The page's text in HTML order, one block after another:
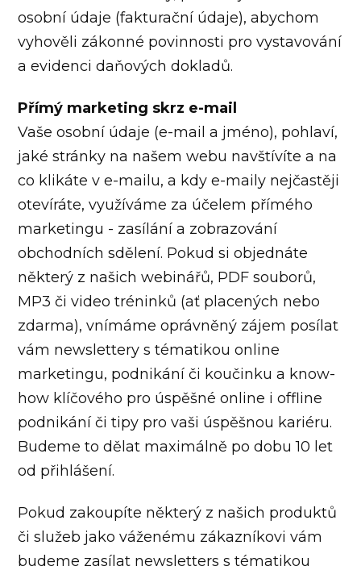
osobní údaje (fakturační údaje), abychom
vyhověli zákonné povinnosti pro vystavování
a evidenci daňových dokladů.
Přímý marketing skrz e-mail
Vaše osobní údaje (e-mail a jméno), pohlaví,
jaké stránky na našem webu navštívíte a na
co klikáte v e-mailu, a kdy e-maily nejčastěji
otevíráte, využíváme za účelem přímého
marketingu - zasílání a zobrazování
obchodních sdělení. Pokud si objednáte
některý z našich webinářů, PDF souborů,
MP3 či video tréninků (ať placených nebo
zdarma), vnímáme oprávněný zájem posílat
vám newslettery s tématikou online
marketingu, podnikání či koučinku a know-
how klíčového pro úspěšné online i offline
podnikání či tipy pro vaši úspěšnou kariéru.
Budeme to dělat maximálně po dobu 10 let
od přihlášení.
Pokud zakoupíte některý z našich produktů
či služeb jako váženému zákazníkovi vám
budeme zasílat newsletters s tématikou